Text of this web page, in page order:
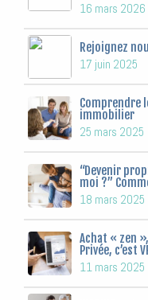
16 mars 2026
Rejoignez
17 juin 2025
Comprendre
immobilier
25 mars 2025
“Devenir
moi ?”
18 mars 2025
Achat « zen
Privée, c’est
11 mars 2025